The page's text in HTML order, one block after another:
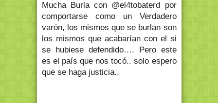
Mucha Burla con @el4tobaterd por
comportarse como un Verdadero
varón, los mismos que se burlan son
los mismos que acabarían con el si
se hubiese defendido…. Pero este
es el país que nos tocó.. solo espero
que se haga justicia..